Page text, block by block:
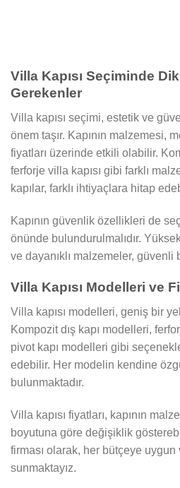
Villa Kapısı Seçiminde
Gerekenler
Villa kapısı seçimi, estetik ve
önem taşır. Kapının malzemesi,
fiyatları üzerinde etkili olabilir.
ferforje villa kapısı gibi farklı
kapılar, farklı ihtiyaçlara hitap
Kapının güvenlik özellikleri de
önünde bulundurulmalıdır.
ve dayanıklı malzemeler, güvenli
Villa Kapısı Modelleri ve
Villa kapısı modelleri, geniş bir
Kompozit dış kapı modelleri,
pivot kapı modelleri gibi
edebilir. Her modelin kendine
bulunmaktadır.
Villa kapısı fiyatları, kapının
boyutuna göre değişiklik
firması olarak, her bütçeye uygun
sunmaktayız.